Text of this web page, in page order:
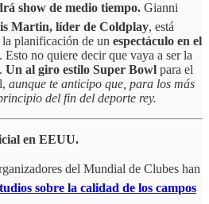
show de medio tiempo. Gianni
Martin, líder de Coldplay, está
planificación de un espectáculo en el
no quiere decir que vaya a ser la
Un al giro estilo Super Bowl para el
aunque te anticipo que, para los más
del fin del deporte rey.
en EEUU.
del Mundial de Clubes han
sobre la calidad de los campos